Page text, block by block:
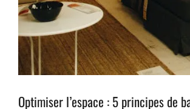
Optimiser l’espace : 5 principes de